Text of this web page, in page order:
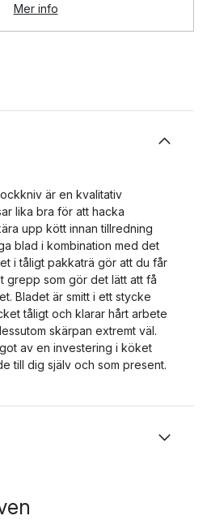
Mer info
är en kvalitativ
lika bra för att hacka
upp kött innan tillredning
blad i kombination med det
i tåligt pakkaträ gör att du får
grepp som gör det lätt att få
Bladet är smitt i ett stycke
tåligt och klarar hårt arbete
skärpan extremt väl.
av en investering i köket
till dig själv och som present.